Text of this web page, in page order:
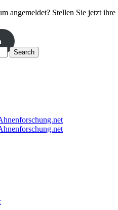
angemeldet? Stellen Sie jetzt
Search